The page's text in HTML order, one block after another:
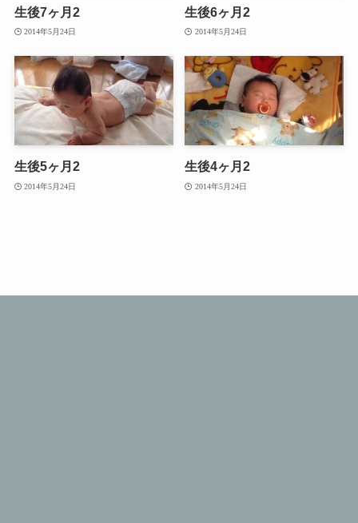
生後7ヶ月2
2014年5月24日
生後6ヶ月2
2014年5月24日
生後5ヶ月2
2014年5月24日
生後4ヶ月2
2014年5月24日